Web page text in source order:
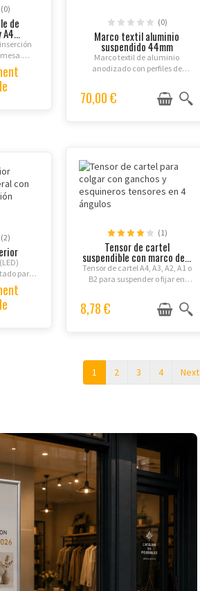
(0)
de
A4...
anti-
Ideal
(0)
Marco textil aluminio
suspendido 44mm
Marco textil de aluminio
anodizado con perfiles de
tela tensada, disponible en
múltiples formatos estándar y
70,00 €
(2)
para
de alta
(1)
Tensor de cartel
suspendible con marco de...
Tensor de cartel A4, A3, A2, A1 o
B2 para suspender o fijar en
anodizado, pinzas de resorte,
cambio rápido sin
8,78 €
1 2 3 4 Next